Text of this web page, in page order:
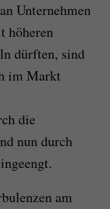
Unternehmen
höheren
dürften, sind
im Markt
die
nun durch
am